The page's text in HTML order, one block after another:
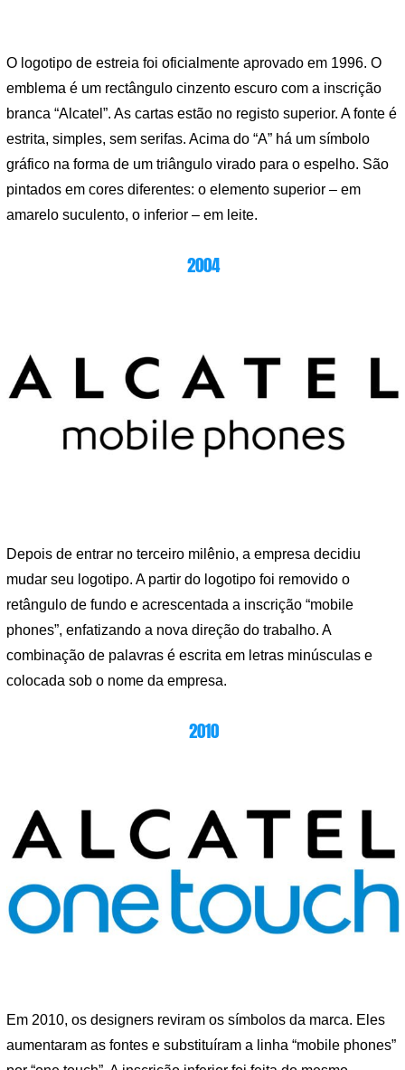
O logotipo de estreia foi oficialmente aprovado em 1996. O
emblema é um rectângulo cinzento escuro com a inscrição
branca “Alcatel”. As cartas estão no registo superior. A fonte é
estrita, simples, sem serifas. Acima do “A” há um símbolo
gráfico na forma de um triângulo virado para o espelho. São
pintados em cores diferentes: o elemento superior – em
amarelo suculento, o inferior – em leite.
2004
Depois de entrar no terceiro milênio, a empresa decidiu
mudar seu logotipo. A partir do logotipo foi removido o
retângulo de fundo e acrescentada a inscrição “mobile
phones”, enfatizando a nova direção do trabalho. A
combinação de palavras é escrita em letras minúsculas e
colocada sob o nome da empresa.
2010
Em 2010, os designers reviram os símbolos da marca. Eles
aumentaram as fontes e substituíram a linha “mobile phones”